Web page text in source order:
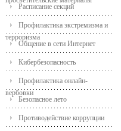
Расписание секций
Профилактика экстремизма и
терроризма
Общение в сети Интернет
Кибербезопасность
Профилактика онлайн-
вербовки
Безопасное лето
Противодействие коррупции